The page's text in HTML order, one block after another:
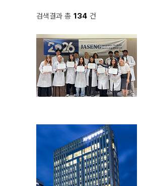
검색결과 총 134 건